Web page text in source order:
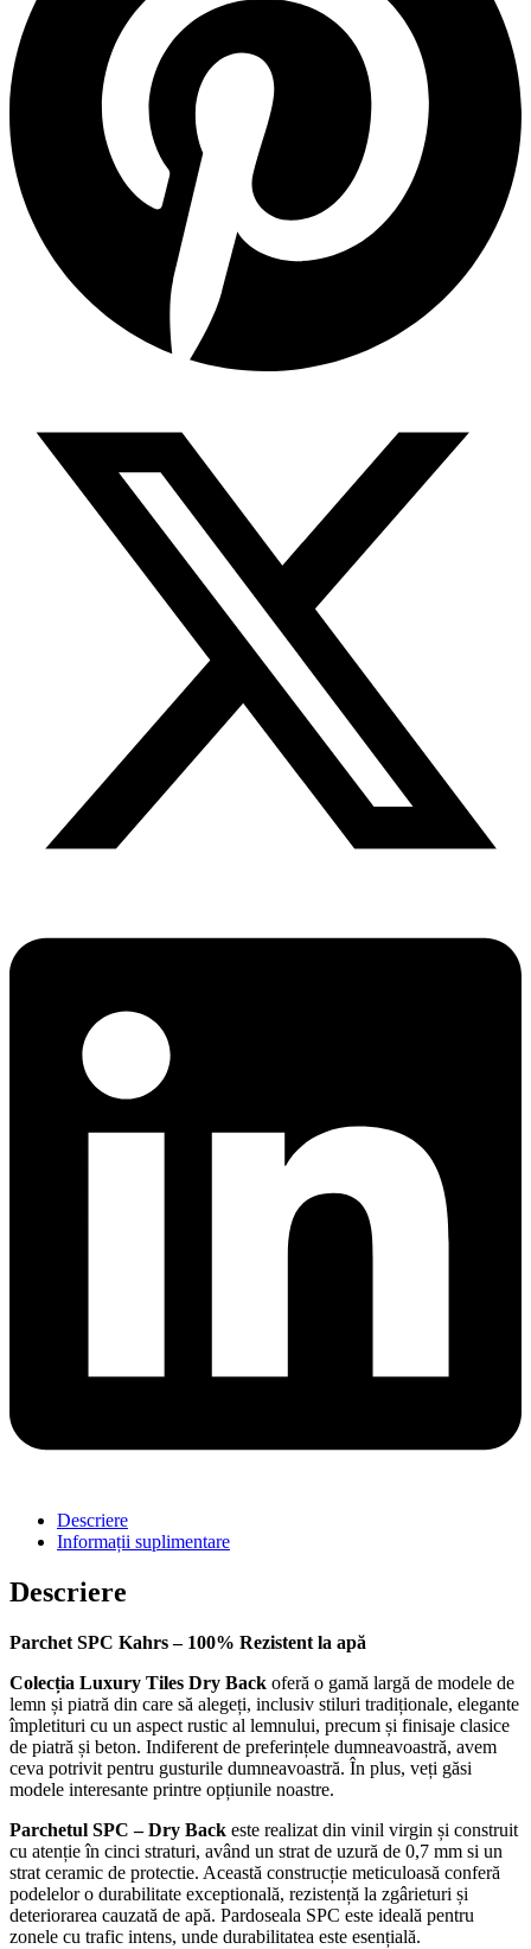
Descriere
Informații suplimentare
Descriere
Parchet SPC Kahrs – 100% Rezistent la apă
Colecția Luxury Tiles Dry Back oferă o gamă largă de modele de
lemn și piatră din care să alegeți, inclusiv stiluri tradiționale, elegante
împletituri cu un aspect rustic al lemnului, precum și finisaje clasice
de piatră și beton. Indiferent de preferințele dumneavoastră, avem
ceva potrivit pentru gusturile dumneavoastră. În plus, veți găsi
modele interesante printre opțiunile noastre.
Parchetul SPC – Dry Back este realizat din vinil virgin și construit
cu atenție în cinci straturi, având un strat de uzură de 0,7 mm si un
strat ceramic de protectie. Această construcție meticuloasă conferă
podelelor o durabilitate exceptională, rezistență la zgârieturi și
deteriorarea cauzată de apă. Pardoseala SPC este ideală pentru
zonele cu trafic intens, unde durabilitatea este esențială.